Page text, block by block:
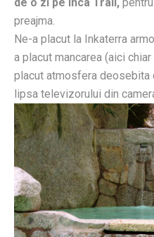
preajma.
Ne-a placut la Inkaterra
a placut mancarea (aici
placut atmosfera deosebita
lipsa televizorului din